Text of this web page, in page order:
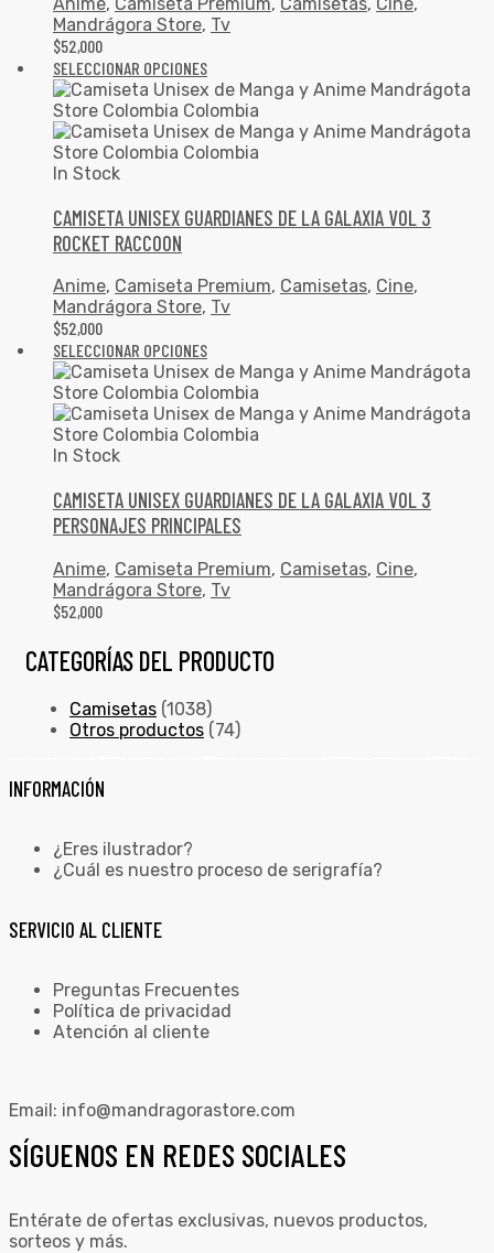
Mandrágora Store, Tv
$52,000
SELECCIONAR OPCIONES
In Stock
CAMISETA UNISEX GUARDIANES DE LA GALAXIA VOL 3
ROCKET RACCOON
Anime, Camiseta Premium, Camisetas, Cine,
Mandrágora Store, Tv
$52,000
SELECCIONAR OPCIONES
In Stock
CAMISETA UNISEX GUARDIANES DE LA GALAXIA VOL 3
PERSONAJES PRINCIPALES
Anime, Camiseta Premium, Camisetas, Cine,
Mandrágora Store, Tv
$52,000
CATEGORÍAS DEL PRODUCTO
Camisetas (1038)
Otros productos (74)
INFORMACIÓN
¿Eres ilustrador?
¿Cuál es nuestro proceso de serigrafía?
SERVICIO AL CLIENTE
Preguntas Frecuentes
Política de privacidad
Atención al cliente
Email: info@mandragorastore.com
SÍGUENOS EN REDES SOCIALES
Entérate de ofertas exclusivas, nuevos productos,
sorteos y más.